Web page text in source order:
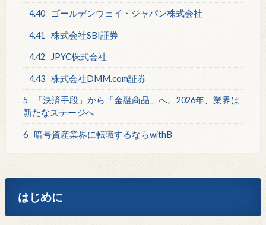
4.40 ゴールデンウェイ・ジャパン株式会社
4.41 株式会社SBI証券
4.42 JPYC株式会社
4.43 株式会社DMM.com証券
5
「決済手段」から「金融商品」へ。2026年、業界は
新たなステージへ
6 暗号資産業界に転職するならwithB
はじめに